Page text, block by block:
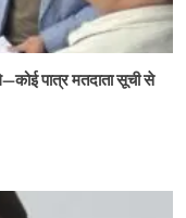
पात्र मतदाता सूची से